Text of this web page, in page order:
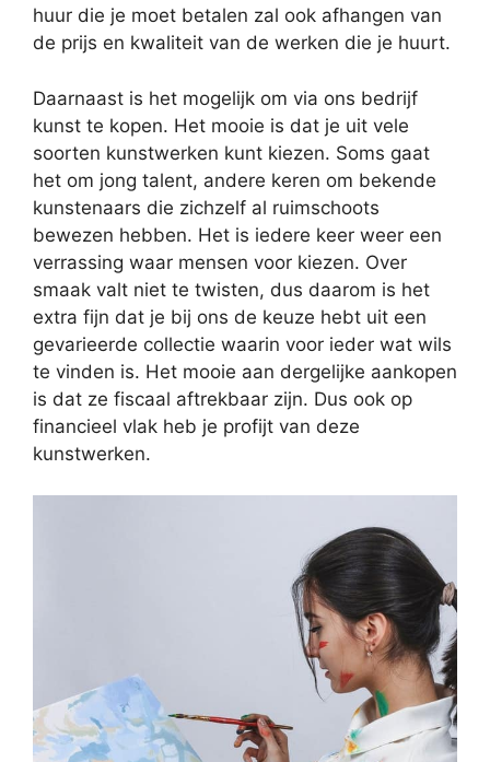
huur die je moet betalen zal ook afhangen van
de prijs en kwaliteit van de werken die je huurt.
Daarnaast is het mogelijk om via ons bedrijf
kunst te kopen. Het mooie is dat je uit vele
soorten kunstwerken kunt kiezen. Soms gaat
het om jong talent, andere keren om bekende
kunstenaars die zichzelf al ruimschoots
bewezen hebben. Het is iedere keer weer een
verrassing waar mensen voor kiezen. Over
smaak valt niet te twisten, dus daarom is het
extra fijn dat je bij ons de keuze hebt uit een
gevarieerde collectie waarin voor ieder wat wils
te vinden is. Het mooie aan dergelijke aankopen
is dat ze fiscaal aftrekbaar zijn. Dus ook op
financieel vlak heb je profijt van deze
kunstwerken.